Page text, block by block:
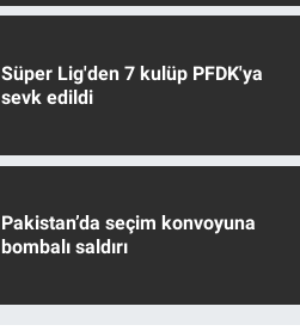
Süper Lig'den 7 kulüp PFDK'ya
sevk edildi
Pakistan’da seçim konvoyuna
bombalı saldırı